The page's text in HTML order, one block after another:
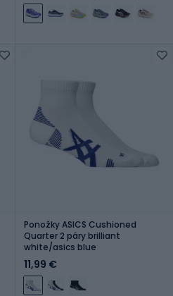
Ponožky ASICS Cushioned
Quarter 2 páry brilliant
white/asics blue
11,99 €